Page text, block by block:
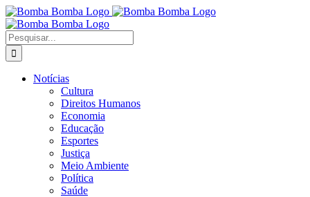
Ir
para
o
conteúdo
Buscar
resultados
para:
Notícias
Cultura
Direitos Humanos
Economia
Educação
Esportes
Justiça
Meio Ambiente
Política
Saúde